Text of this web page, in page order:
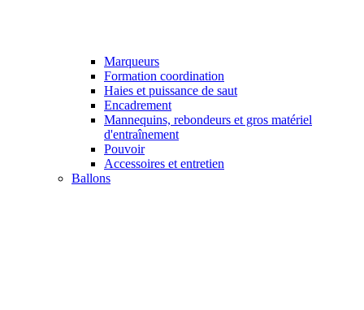
Marqueurs
Formation coordination
Haies et puissance de saut
Encadrement
Mannequins, rebondeurs et gros matériel
d'entraînement
Pouvoir
Accessoires et entretien
Ballons